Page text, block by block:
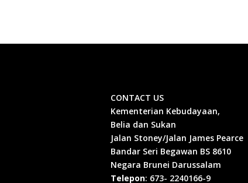
CONTACT US
Kementerian Kebudayaan,
Belia dan Sukan
Jalan Stoney/Jalan James Pearce
Bandar Seri Begawan BS 8610
Negara Brunei Darussalam
Telepon: 673- 2240166-9